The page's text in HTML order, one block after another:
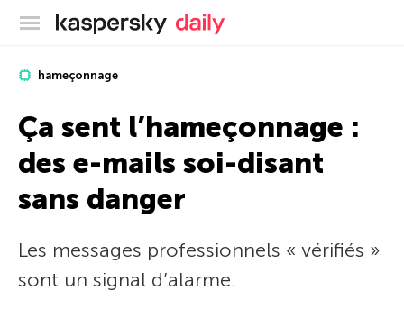
Blog officiel de Kaspersky
hameçonnage
Ça sent l’hameçonnage :
des e-mails soi-disant
sans danger
Les messages professionnels « vérifiés »
sont un signal d’alarme.